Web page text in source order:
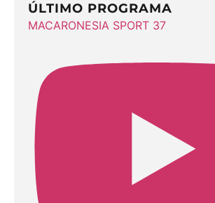
ÚLTIMO PROGRAMA
MACARONESIA SPORT 37